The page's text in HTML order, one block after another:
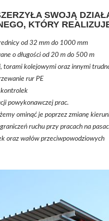
SWOJĄ
KTÓRY
od 32 mm do 1000 mm
o długości od 20 m do 500 m
kolejowymi oraz innymi
rur PE
powykonawczej prac.
ominąć je poprzez zmianę
ruchu przy pracach na
oraz wałów przeciwpowodziowych